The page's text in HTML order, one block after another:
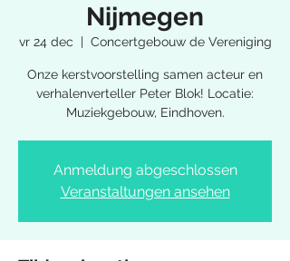
Nijmegen
vr 24 dec
  |
Concertgebouw de Vereniging
Onze kerstvoorstelling samen acteur en
verhalenverteller Peter Blok! Locatie:
Muziekgebouw, Eindhoven.
Anmeldung abgeschlossen
Veranstaltungen ansehen